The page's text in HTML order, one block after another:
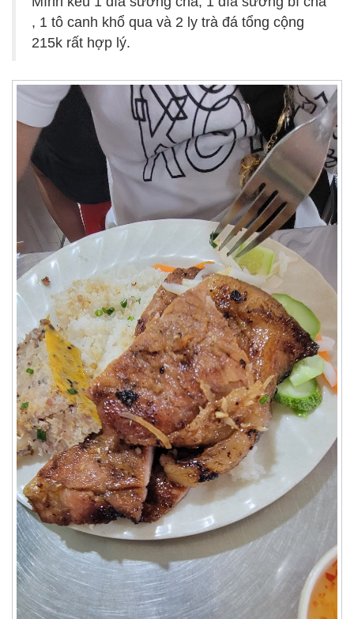
, 1 tô canh khổ qua và 2 ly trà đá tổng cộng
215k rất hợp lý.